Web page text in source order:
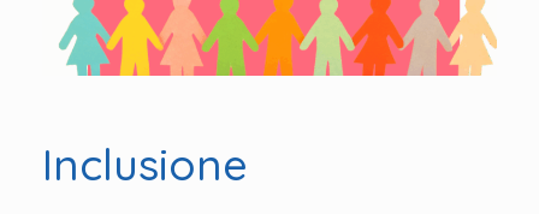
Inclusione